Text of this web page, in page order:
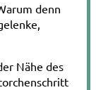
denn
Nähe des
enschritt